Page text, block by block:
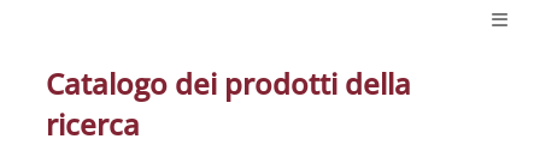
Catalogo dei prodotti della
ricerca